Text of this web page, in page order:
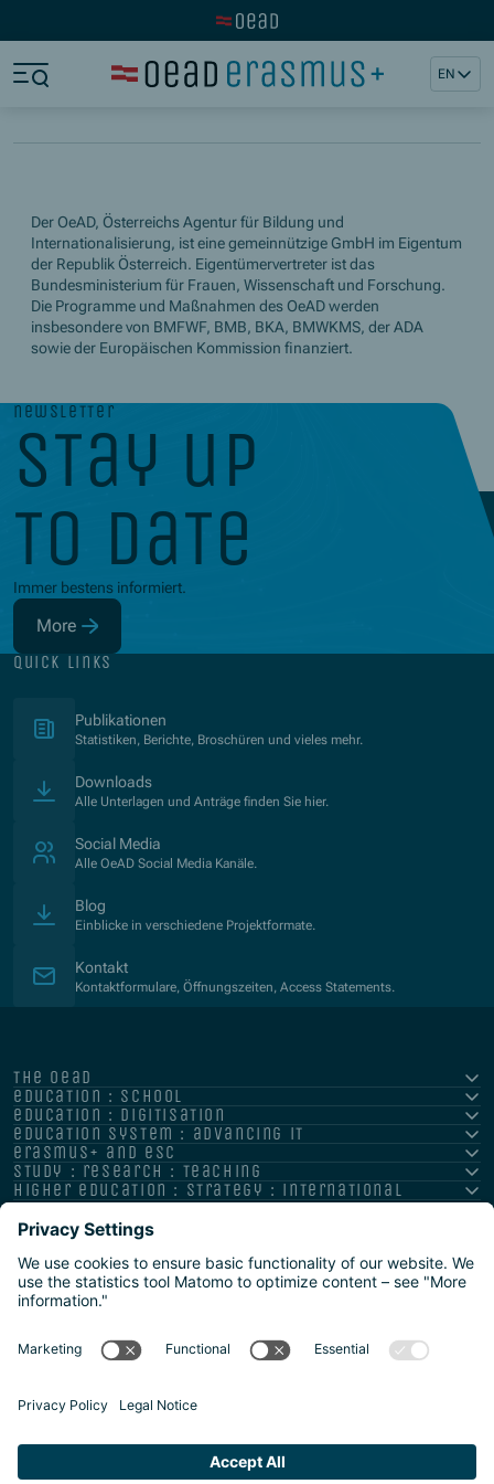
EN
Der OeAD, Österreichs Agentur für Bildung und
Internationalisierung, ist eine gemeinnützige GmbH im Eigentum
der Republik Österreich. Eigentümervertreter ist das
Bundesministerium für Frauen, Wissenschaft und Forschung.
Die Programme und Maßnahmen des OeAD werden
insbesondere von BMFWF, BMB, BKA, BMWKMS, der ADA
sowie der Europäischen Kommission finanziert.
newsletter
stay up
to date
Immer bestens informiert.
More
(Opens in new window)
quick links
Publikationen
Statistiken, Berichte, Broschüren und vieles mehr.
Downloads
Alle Unterlagen und Anträge finden Sie hier.
Social Media
Alle OeAD Social Media Kanäle.
Blog
Einblicke in verschiedene Projektformate.
Kontakt
Kontaktformulare, Öffnungszeiten, Access Statements.
the oead
education : school
education : digitisation
education system : advancing it
erasmus+ and esc
study : research : teaching
higher education : strategy : international
Datenschutz